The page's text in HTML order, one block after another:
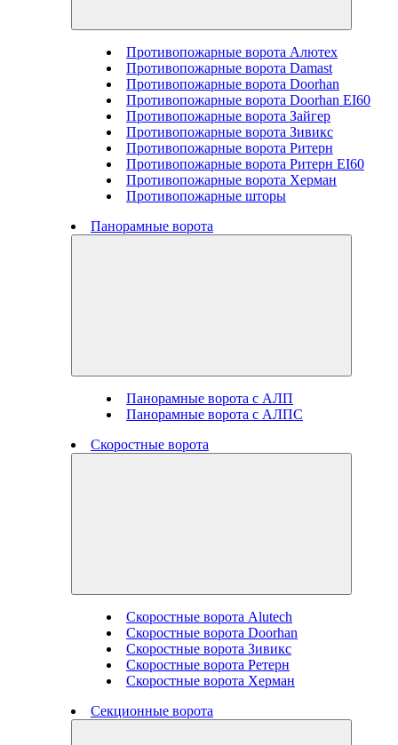
Противопожарные ворота Алютех
Противопожарные ворота Damast
Противопожарные ворота Doorhan
Противопожарные ворота Doorhan EI60
Противопожарные ворота Зайгер
Противопожарные ворота Зивикс
Противопожарные ворота Ритерн
Противопожарные ворота Ритерн EI60
Противопожарные ворота Херман
Противопожарные шторы
Панорамные ворота
Панорамные ворота с АЛП
Панорамные ворота с АЛПС
Скоростные ворота
Скоростные ворота Alutech
Скоростные ворота Doorhan
Скоростные ворота Зивикс
Скоростные ворота Ретерн
Скоростные ворота Херман
Секционные ворота